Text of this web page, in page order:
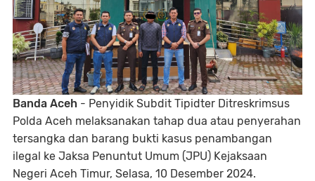
Banda Aceh - Penyidik Subdit Tipidter Ditreskrimsus
Polda Aceh melaksanakan tahap dua atau penyerahan
tersangka dan barang bukti kasus penambangan
ilegal ke Jaksa Penuntut Umum (JPU) Kejaksaan
Negeri Aceh Timur, Selasa, 10 Desember 2024.